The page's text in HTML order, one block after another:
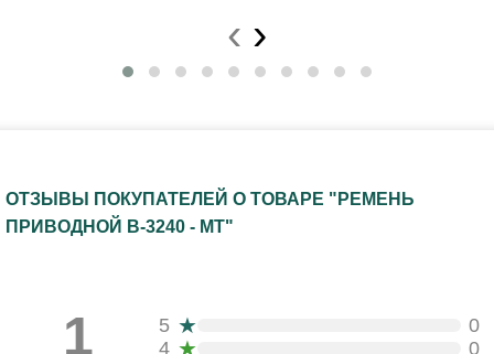
‹ ›
ОТЗЫВЫ ПОКУПАТЕЛЕЙ О ТОВАРЕ "РЕМЕНЬ
ПРИВОДНОЙ B-3240 - МТ"
1 5 ★
0
4 ★
0